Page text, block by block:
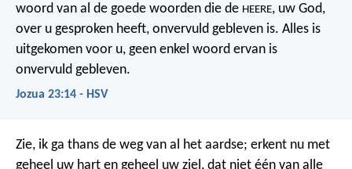
woord van al de goede woorden die de HEERE, uw God,
over u gesproken heeft, onvervuld gebleven is. Alles is
uitgekomen voor u, geen enkel woord ervan is
onvervuld gebleven.
Jozua 23:14 - HSV
Zie, ik ga thans de weg van al het aardse; erkent nu met
geheel uw hart en geheel uw ziel, dat niet één van alle